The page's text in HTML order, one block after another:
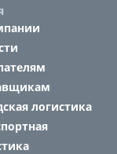
логистика